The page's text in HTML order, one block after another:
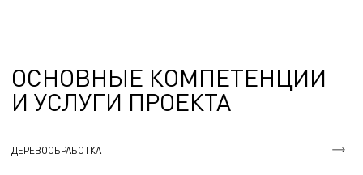
ОСНОВНЫЕ КОМПЕТЕНЦИИ
И УСЛУГИ ПРОЕКТА
ДЕРЕВООБРАБОТКА